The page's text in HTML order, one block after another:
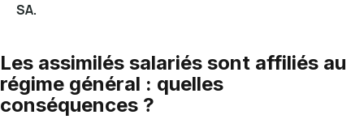
SA.
Les assimilés salariés sont affiliés au
régime général : quelles
conséquences ?